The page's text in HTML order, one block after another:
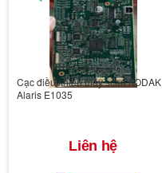
Cạc điều khiển máy scan KODAK
Alaris E1035
Liên hệ